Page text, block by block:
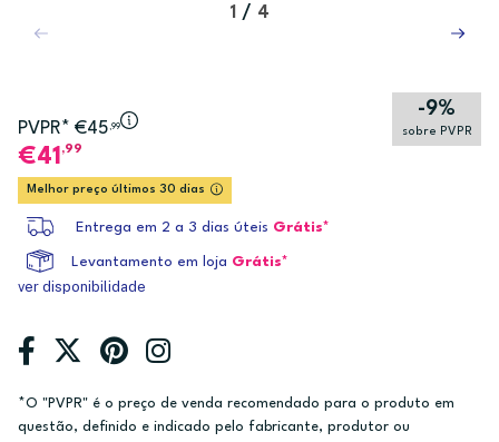
1 / 4
PVPR* €45,99
-9%
sobre PVPR
41 ,99
Melhor preço últimos 30 dias
Entrega em 2 a 3 dias úteis Grátis*
Levantamento em loja Grátis*
ver disponibilidade
*O "PVPR" é o preço de venda recomendado para o produto em
questão, definido e indicado pelo fabricante, produtor ou